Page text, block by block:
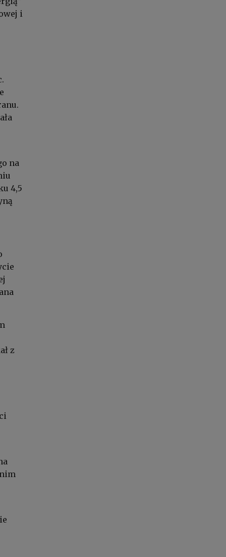
i
na
4,5
z